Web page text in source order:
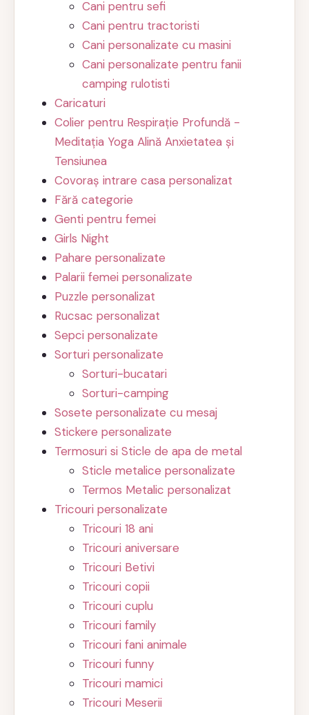
Cani pentru sefi
Cani pentru tractoristi
Cani personalizate cu masini
Cani personalizate pentru fanii
camping rulotisti
Caricaturi
Colier pentru Respirație Profundă -
Meditația Yoga Alină Anxietatea și
Tensiunea
Covoraș intrare casa personalizat
Fără categorie
Genti pentru femei
Girls Night
Pahare personalizate
Palarii femei personalizate
Puzzle personalizat
Rucsac personalizat
Sepci personalizate
Sorturi personalizate
Sorturi-bucatari
Sorturi-camping
Sosete personalizate cu mesaj
Stickere personalizate
Termosuri si Sticle de apa de metal
Sticle metalice personalizate
Termos Metalic personalizat
Tricouri personalizate
Tricouri 18 ani
Tricouri aniversare
Tricouri Betivi
Tricouri copii
Tricouri cuplu
Tricouri family
Tricouri fani animale
Tricouri funny
Tricouri mamici
Tricouri Meserii